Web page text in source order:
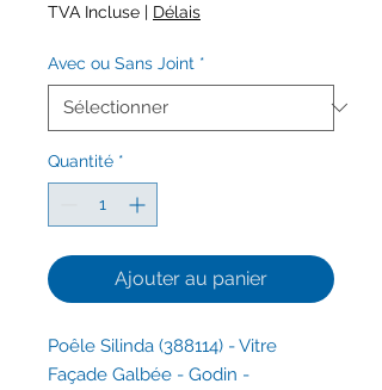
TVA Incluse | Délais
Avec ou Sans Joint *
Quantité *
Ajouter au panier
Poêle Silinda (388114) - Vitre
Façade Galbée - Godin -